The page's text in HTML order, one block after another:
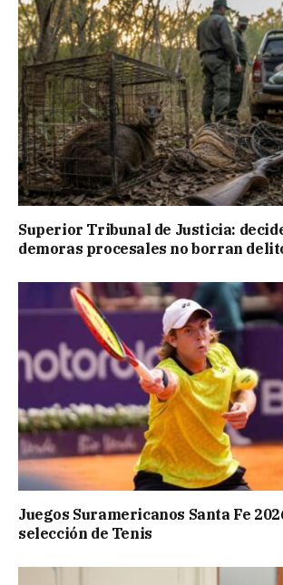
Superior Tribunal de Justicia:
demoras procesales no borran
Juegos Suramericanos Santa Fe
selección de Tenis